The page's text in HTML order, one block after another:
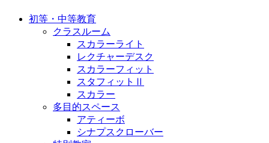
初等・中等教育
クラスルーム
スカラーライト
レクチャーデスク
スカラーフィット
スタフィットⅡ
スカラー
多目的スペース
アティーボ
シナプスクローバー